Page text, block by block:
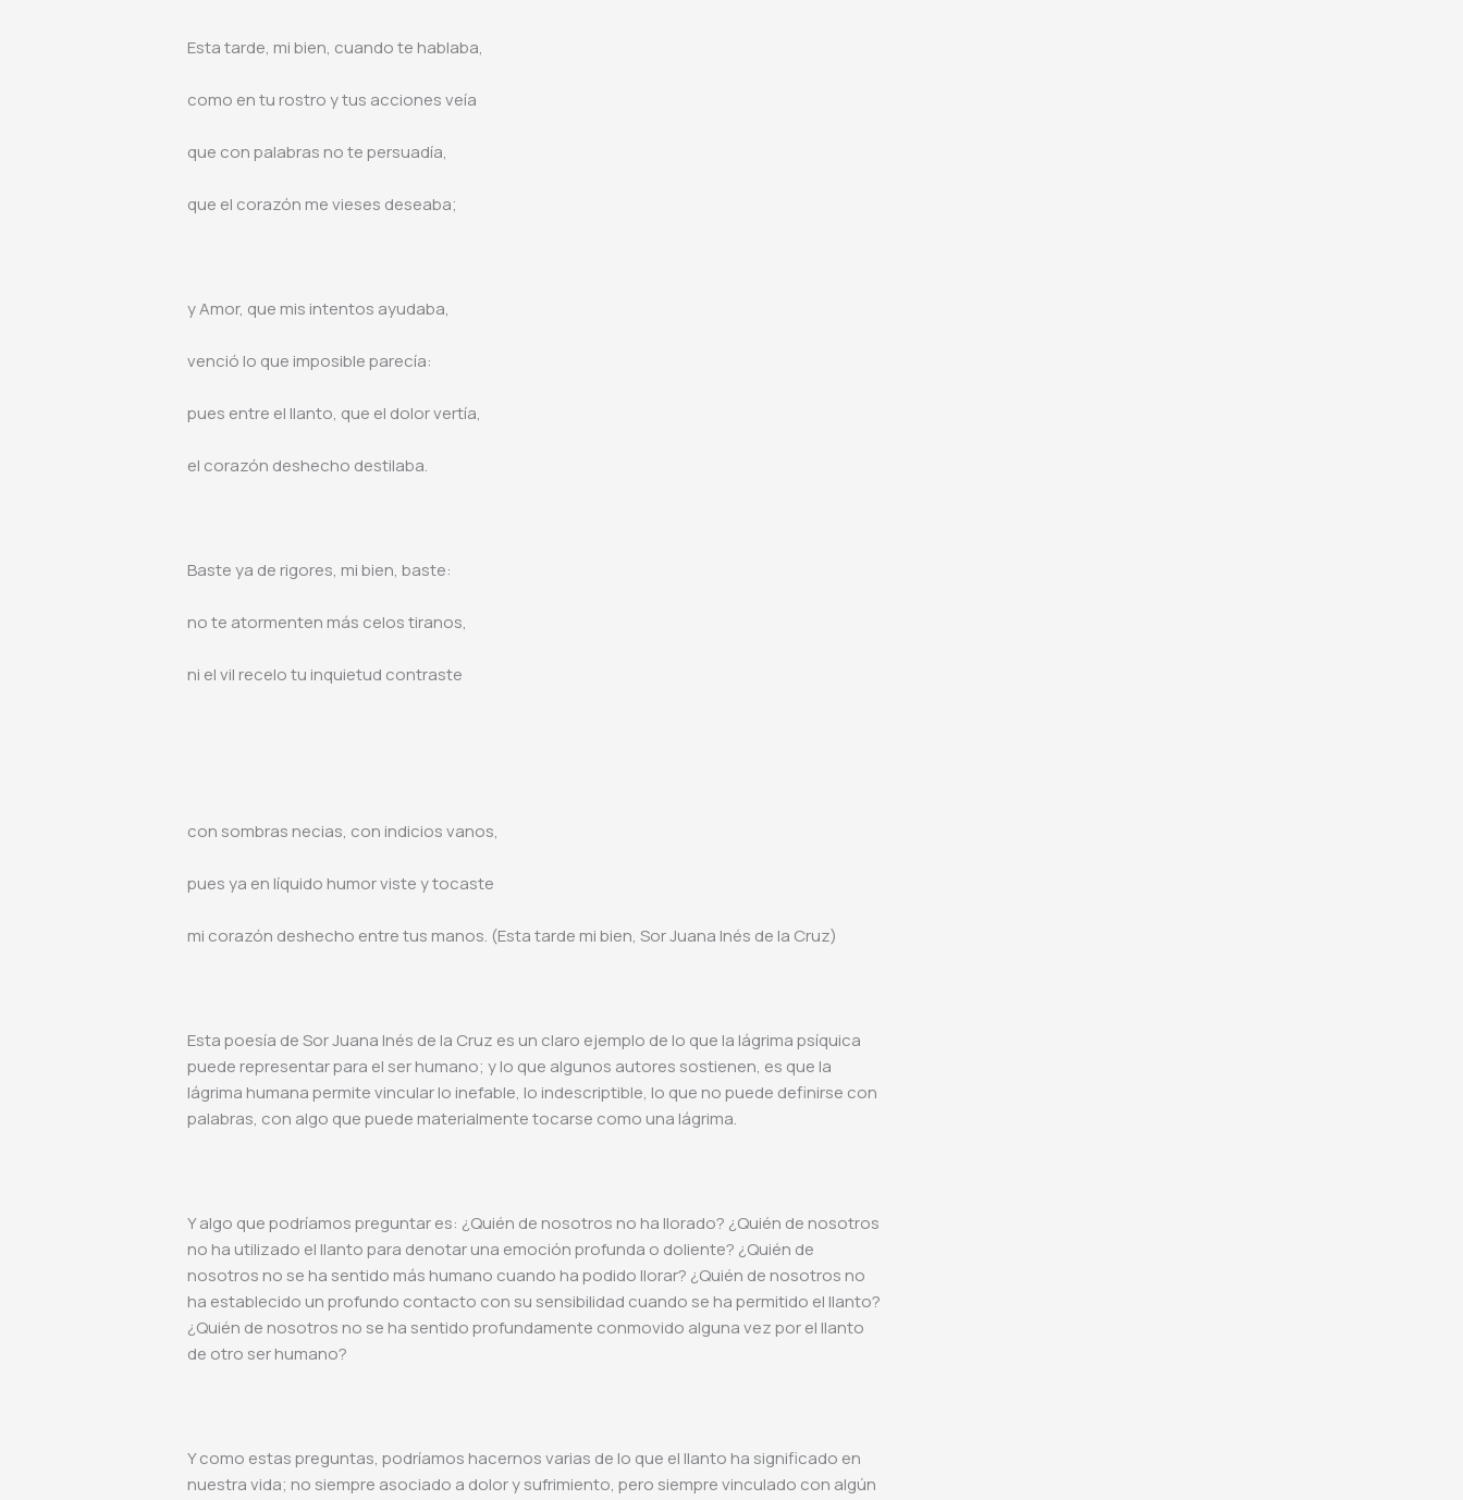
Esta tarde, mi bien, cuando te hablaba,
como en tu rostro y tus acciones veía
que con palabras no te persuadía,
que el corazón me vieses deseaba;
y Amor, que mis intentos ayudaba,
venció lo que imposible parecía:
pues entre el llanto, que el dolor vertía,
el corazón deshecho destilaba.
Baste ya de rigores, mi bien, baste:
no te atormenten más celos tiranos,
ni el vil recelo tu inquietud contraste
con sombras necias, con indicios vanos,
pues ya en líquido humor viste y tocaste
mi corazón deshecho entre tus manos. (Esta tarde mi bien, Sor Juana Inés de la Cruz)
Esta poesía de Sor Juana Inés de la Cruz es un claro ejemplo de lo que la lágrima psíquica
puede representar para el ser humano; y lo que algunos autores sostienen, es que la
lágrima humana permite vincular lo inefable, lo indescriptible, lo que no puede definirse con
palabras, con algo que puede materialmente tocarse como una lágrima.
Y algo que podríamos preguntar es: ¿Quién de nosotros no ha llorado? ¿Quién de nosotros
no ha utilizado el llanto para denotar una emoción profunda o doliente? ¿Quién de
nosotros no se ha sentido más humano cuando ha podido llorar? ¿Quién de nosotros no
ha establecido un profundo contacto con su sensibilidad cuando se ha permitido el llanto?
¿Quién de nosotros no se ha sentido profundamente conmovido alguna vez por el llanto
de otro ser humano?
Y como estas preguntas, podríamos hacernos varias de lo que el llanto ha significado en
nuestra vida; no siempre asociado a dolor y sufrimiento, pero siempre vinculado con algún